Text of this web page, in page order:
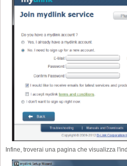
Infine, troverai una pagina che visualizza